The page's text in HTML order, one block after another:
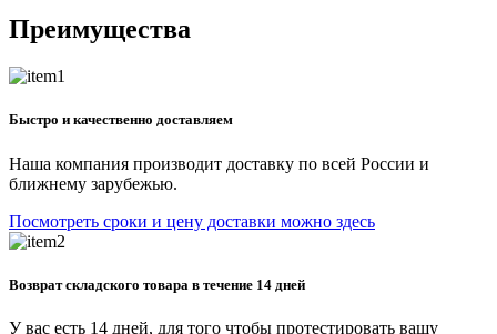
Преимущества
Быстро и качественно доставляем
Наша компания производит доставку по всей России и
ближнему зарубежью.
Посмотреть сроки и цену доставки можно здесь
Возврат складского товара в течение 14 дней
У вас есть 14 дней, для того чтобы протестировать вашу